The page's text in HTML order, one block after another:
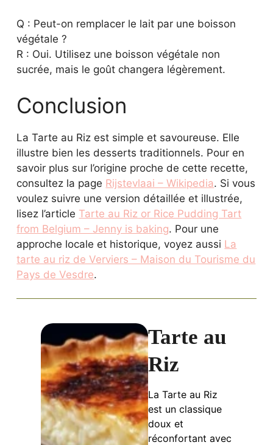
Q : Peut-on remplacer le lait par une boisson
végétale ?
R : Oui. Utilisez une boisson végétale non
sucrée, mais le goût changera légèrement.
Conclusion
La Tarte au Riz est simple et savoureuse. Elle
illustre bien les desserts traditionnels. Pour en
savoir plus sur l’origine proche de cette recette,
consultez la page Rijstevlaai – Wikipedia. Si vous
voulez suivre une version détaillée et illustrée,
lisez l’article Tarte au Riz or Rice Pudding Tart
from Belgium – Jenny is baking. Pour une
approche locale et historique, voyez aussi La
tarte au riz de Verviers – Maison du Tourisme du
Pays de Vesdre.
Tarte au
Riz
La Tarte au Riz
est un classique
doux et
réconfortant avec